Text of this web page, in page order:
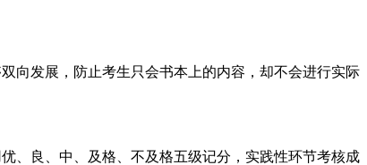
发展，防止考生只会书本上的内容，却不会进行实际
良、中、及格、不及格五级记分，实践性环节考核成